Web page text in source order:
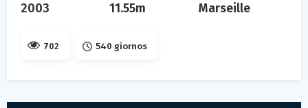
2003 11.55m Marseille
702 540 giornos